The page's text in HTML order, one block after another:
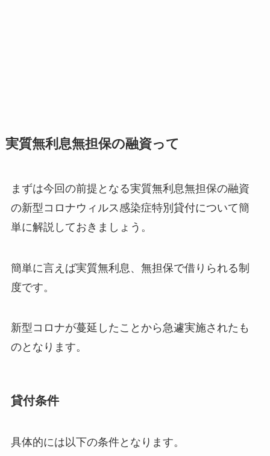
実質無利息無担保の融資って
まずは今回の前提となる実質無利息無担保の融資
の新型コロナウィルス感染症特別貸付について簡
単に解説しておきましょう。
簡単に言えば実質無利息、無担保で借りられる制
度です。
新型コロナが蔓延したことから急遽実施されたも
のとなります。
貸付条件
具体的には以下の条件となります。